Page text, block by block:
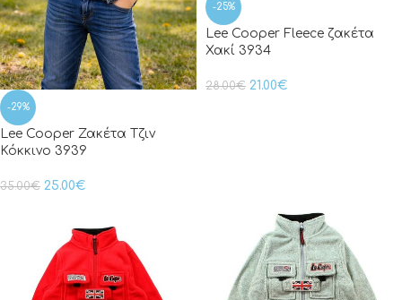
-29%
Lee Cooper Ζακέτα Τζιν
Κόκκινο 3939
35.00€ 25.00€
-25%
Lee Cooper Fleece ζακέτα
Χακί 3934
28.00€ 21.00€